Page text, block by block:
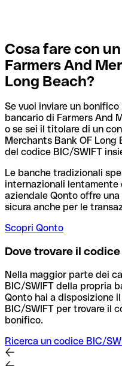
Cosa fare con
Farmers And
Long Beach?
Se vuoi inviare un
bancario di Farmers And
o se sei il titolare di un
Merchants Bank OF
del codice BIC/SWIFT
Le banche tradizionali
internazionali
aziendale Qonto offre
sicura anche per le
Scopri Qonto
Dove trovare il codice
Nella maggior parte dei
BIC/SWIFT della propria
Qonto hai a disposizione
BIC/SWIFT per trovare il
bonifico.
Ricerca un codice BIC/